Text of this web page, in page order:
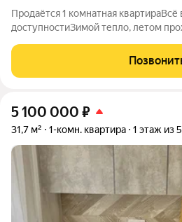
Продаётся 1 комнатная квартираВсё
доступностиЗимой тепло, летом
капитал, ипотеку, а также другие
5 100 000 ₽
31,7 м² 1-комн. квартира 1 этаж из 5